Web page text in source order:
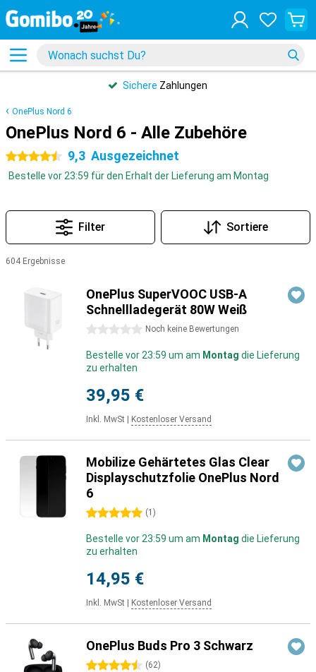
Sichere Zahlungen
OnePlus Nord 6
OnePlus Nord 6 - Alle Zubehöre
4.5 Sterne 9,3 Ausgezeichnet
Bestelle vor 23:59 für den Erhalt der Lieferung am Montag
Filter Sortiere
604 Ergebnisse
OnePlus SuperVOOC USB-A
Schnellladegerät 80W Weiß
0 Sterne Noch keine Bewertungen
Bestelle vor 23:59 um am Montag die Lieferung
zu erhalten
39,95 €
Inkl. MwSt Kostenloser Versand
Mobilize Gehärtetes Glas Clear
Displayschutzfolie OnePlus Nord
6
5 Sterne (1 )
Bestelle vor 23:59 um am Montag die Lieferung
zu erhalten
14,95 €
Inkl. MwSt Kostenloser Versand
OnePlus Buds Pro 3 Schwarz
4.5 Sterne (62)